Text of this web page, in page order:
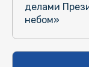
делами
небом»